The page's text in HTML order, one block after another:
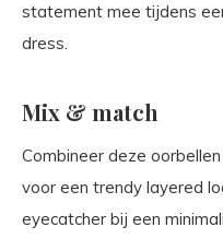
statement mee tijdens
dress.
Mix & match
Combineer deze
voor een trendy layered
eyecatcher bij een